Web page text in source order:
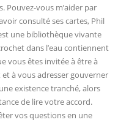
Pouvez-vous m’aider par
consulté ses cartes, Phil
une bibliothèque vivante
dans l’eau contiennent
vous êtes invitée à être à
à vous adresser gouverner
existence tranché, alors
de lire votre accord.
vos questions en une